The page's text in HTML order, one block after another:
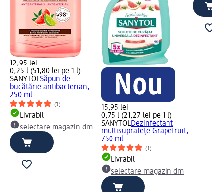
12,95 lei
0,25 l (51,80 lei pe 1 l)
SANYTOLSăpun de
bucătărie antibacterian,
250 ml
(3)
Livrabil
selectare magazin dm
15,95 lei
0,75 l (21,27 lei pe 1 l)
SANYTOLDezinfectant
multisuprafețe Grapefruit,
750 ml
(1)
Livrabil
selectare magazin dm